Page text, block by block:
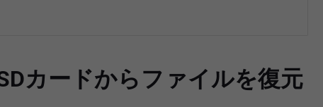
カードからファイルを復元